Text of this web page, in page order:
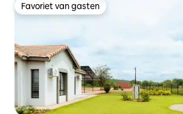
Favoriet van gasten
Favoriet van gasten